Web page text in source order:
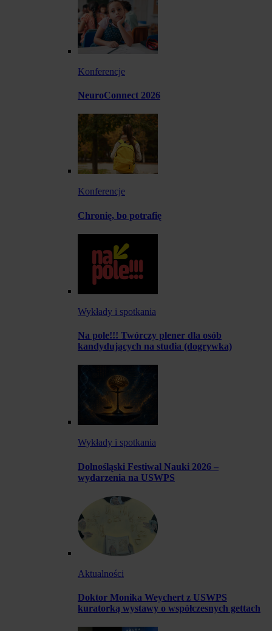
Konferencje
NeuroConnect 2026
Konferencje
Chronię, bo potrafię
Wykłady i spotkania
Na pole!!! Twórczy plener dla osób
kandydujących na studia (dogrywka)
Wykłady i spotkania
Dolnośląski Festiwal Nauki 2026 –
wydarzenia na USWPS
Aktualności
Doktor Monika Weychert z USWPS
kuratorką wystawy o współczesnych gettach